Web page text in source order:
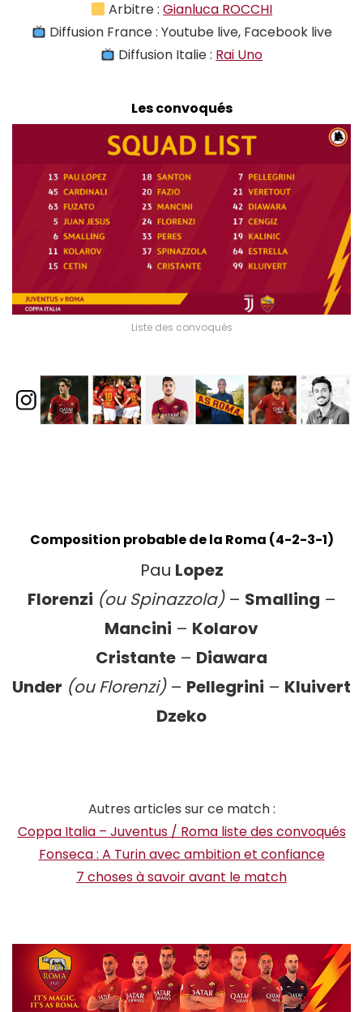
Arbitre :Gianluca ROCCHI
Diffusion France : Youtube live, Facebook live
Diffusion Italie : Rai Uno
Les convoqués
Liste des convoqués
Composition probable de la Roma (4-2-3-1)
Pau Lopez
Florenzi (ou Spinazzola)– Smalling –
Mancini – Kolarov
Cristante – Diawara
Under (ou Florenzi)– Pellegrini – Kluivert
Dzeko
Autres articles sur ce match :
Coppa Italia – Juventus / Roma liste des convoqués
Fonseca : A Turin avec ambition et confiance
7 choses à savoir avant le match